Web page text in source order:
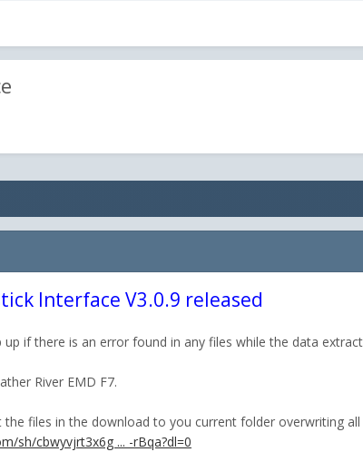
Interface V3.0.9 released
if there is an error found in any files while the data
River EMD F7.
the files in the download to you current folder overwriting all
sh/cbwyvjrt3x6g ... -rBqa?dl=0